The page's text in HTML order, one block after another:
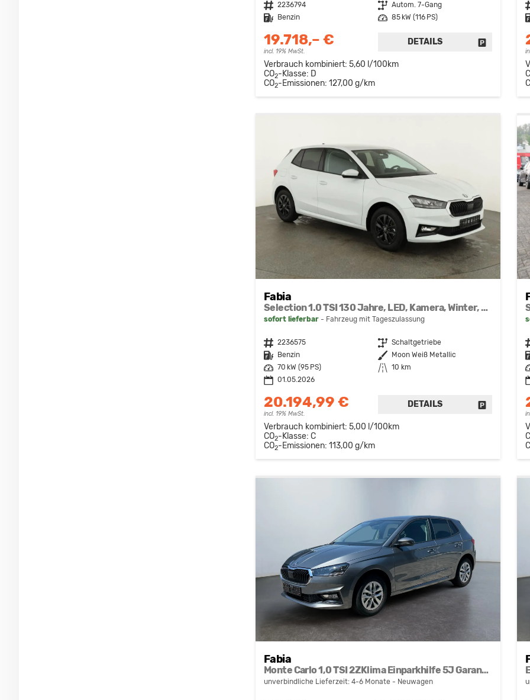
Fahrzeugnr. 2236794 Getriebe Autom. 7-Gang
Kraftstoff
Benzin Leistung 85 kW (116 PS)
19.718,– €
incl. 19% MwSt.
DETAILS FAHRZEUG
Verbrauch kombiniert: 5,60 l/100km
CO2-Klasse: D
CO2-Emissionen: 127,00 g/km
Fabia
Selection 1.0 TSI 130 Jahre, LED, Kamera, Winter, Sunset, 15-Zoll
sofort lieferbar Fahrzeug mit Tageszulassung
Fahrzeugnr. 2236575 Getriebe Schaltgetriebe
Kraftstoff
Benzin Außenfarbe
Moon Weiß Metallic
Leistung
70 kW (95 PS) Kilometerstand
10 km
01.05.2026
20.194,99 €
incl. 19% MwSt.
DETAILS FAHRZEUG
Verbrauch kombiniert: 5,00 l/100km
CO2-Klasse: C
CO2-Emissionen: 113,00 g/km
Fabia
Monte Carlo 1,0 TSI 2ZKlima Einparkhilfe 5J Garantie LED 16 Zoll Alu 10Zoll Digitales Cockpit Apple Carplay Sitzheizung
unverbindliche Lieferzeit: 4-6 Monate Neuwagen